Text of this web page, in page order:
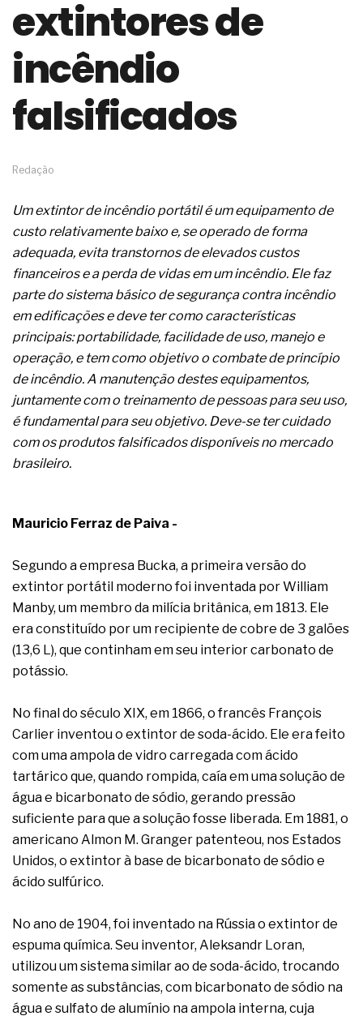
de governança das organizações
O desenho industrial ganha espaço como
As variações dimensionais dos produtos de
materiais cimentícios com fibra de vidro
A próxima vantagem competitiva não está no
modelo de IA
A IA elevou a régua do comprador B2B e a venda
de giro para as saídas de emergência
A sua indústria toma decisões ou apenas reage
aos problemas?
Os serviços de reciclagem profunda a frio in situ
com emulsão asfáltica
Os gestores da ABNT litigam de má-fé para
tentar criar uma reserva de mercado sobre as
NBR ISO
Os critérios médicos da síndrome metabólica
Os sintomas clínicos do teratoma de ovário
O tratamento médico da síndrome da fadiga
crônica
As causas médicas da queda dos cabelos ou
hidráulicas de concreto de obras
morte precoce e melhora o metabolismo
O desenvolvimento de indicadores nas atividades
de governança das organizações
O desenho industrial ganha espaço como
estratégia competitiva nas empresas
As variações dimensionais dos produtos de
A IA elevou a régua do comprador B2B e a venda
complexa ficou ainda mais humana
extintores de
incêndio
falsificados
Redação
Um extintor de incêndio portátil é um equipamento de
custo relativamente baixo e, se operado de forma
adequada, evita transtornos de elevados custos
financeiros e a perda de vidas em um incêndio. Ele faz
parte do sistema básico de segurança contra incêndio
em edificações e deve ter como características
principais: portabilidade, facilidade de uso, manejo e
operação, e tem como objetivo o combate de princípio
de incêndio. A manutenção destes equipamentos,
juntamente com o treinamento de pessoas para seu uso,
é fundamental para seu objetivo. Deve-se ter cuidado
com os produtos falsificados disponíveis no mercado
brasileiro.
Mauricio Ferraz de Paiva -
Segundo a empresa Bucka, a primeira versão do
extintor portátil moderno foi inventada por William
Manby, um membro da milícia britânica, em 1813. Ele
era constituído por um recipiente de cobre de 3 galões
(13,6 L), que continham em seu interior carbonato de
potássio.
No final do século XIX, em 1866, o francês François
Carlier inventou o extintor de soda-ácido. Ele era feito
com uma ampola de vidro carregada com ácido
tartárico que, quando rompida, caía em uma solução de
água e bicarbonato de sódio, gerando pressão
suficiente para que a solução fosse liberada. Em 1881, o
americano Almon M. Granger patenteou, nos Estados
Unidos, o extintor à base de bicarbonato de sódio e
ácido sulfúrico.
No ano de 1904, foi inventado na Rússia o extintor de
espuma química. Seu inventor, Aleksandr Loran,
utilizou um sistema similar ao de soda-ácido, trocando
somente as substâncias, com bicarbonato de sódio na
água e sulfato de alumínio na ampola interna, cuja